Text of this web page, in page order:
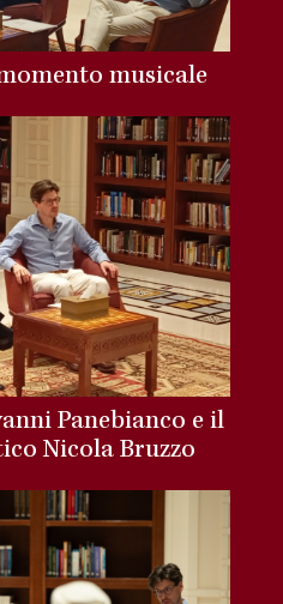
musicale
Panebianco e il
Nicola Bruzzo